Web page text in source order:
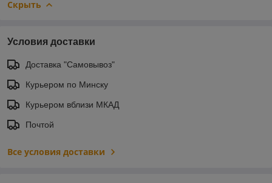
Скрыть
Условия доставки
Доставка "Самовывоз"
Курьером по Минску
Курьером вблизи МКАД
Почтой
Все условия доставки